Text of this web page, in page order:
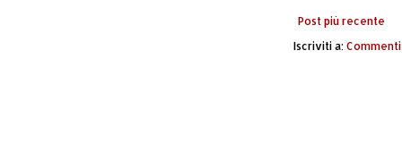
Post più recente
Iscriviti a: